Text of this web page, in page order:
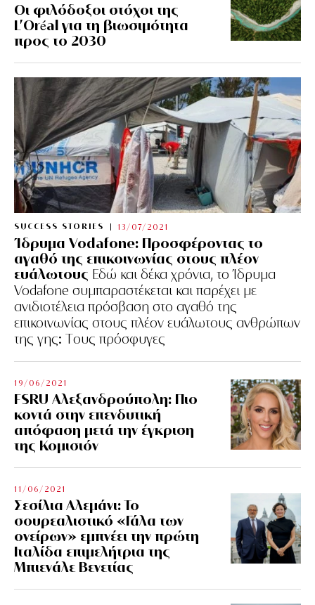
Οι φιλόδοξοι στόχοι της
L’Oréal για τη βιωσιμότητα
προς το 2030
SUCCESS STORIES 13/07/2021
Ίδρυμα Vodafone: Προσφέροντας το
αγαθό της επικοινωνίας στους πλέον
ευάλωτους Εδώ και δέκα χρόνια, το Ίδρυμα
Vodafone συμπαραστέκεται και παρέχει με
ανιδιοτέλεια πρόσβαση στο αγαθό της
επικοινωνίας στους πλέον ευάλωτους ανθρώπων
της γης: Tους πρόσφυγες
19/06/2021
FSRU Αλεξανδρούπολη: Πιο
κοντά στην επενδυτική
απόφαση μετά την έγκριση
της Κομισιόν
11/06/2021
Σεσίλια Αλεμάνι: Το
σουρεαλιστικό «Γάλα των
ονείρων» εμπνέει την πρώτη
Ιταλίδα επιμελήτρια της
Μπιενάλε Βενετίας